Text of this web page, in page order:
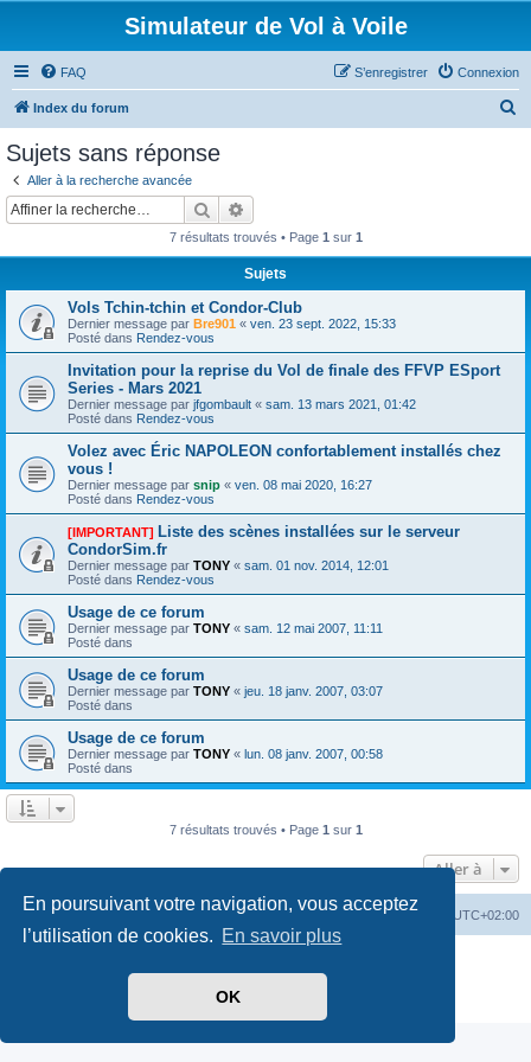
En poursuivant votre navigation, vous acceptez
l’utilisation de cookies. En savoir plus
OK
Simulateur de Vol à Voile
FAQ Connexion
S’enregistrer
Index du forum
Sujets sans réponse
Aller à la recherche avancée
Rechercher
7 résultats trouvés • Page 1 sur 1
Sujets
Vols Tchin-tchin et Condor-Club
Dernier message par Bre901 « ven. 23 sept. 2022, 15:33
Posté dans Rendez-vous
Invitation pour la reprise du Vol de finale des FFVP ESport
Series - Mars 2021
Dernier message par jfgombault « sam. 13 mars 2021, 01:42
Posté dans Rendez-vous
Volez avec Éric NAPOLEON confortablement installés chez
vous !
Dernier message par snip « ven. 08 mai 2020, 16:27
Posté dans Rendez-vous
[IMPORTANT] Liste des scènes installées sur le serveur
CondorSim.fr
Dernier message par TONY « sam. 01 nov. 2014, 12:01
Posté dans Rendez-vous
Usage de ce forum
Dernier message par TONY « sam. 12 mai 2007, 11:11
Posté dans
Usage de ce forum
Dernier message par TONY « jeu. 18 janv. 2007, 03:07
Posté dans
Usage de ce forum
Dernier message par TONY « lun. 08 janv. 2007, 00:58
Posté dans
7 résultats trouvés • Page 1 sur 1
Aller à
Index du forum Heures au format UTC+02:00
Supprimer les cookies
phpBB-fr.com
Confidentialité